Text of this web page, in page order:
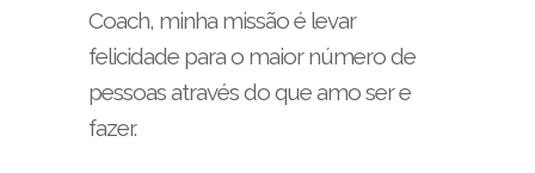
Coach, minha missão é levar
felicidade para o maior número de
pessoas através do que amo ser e
fazer.